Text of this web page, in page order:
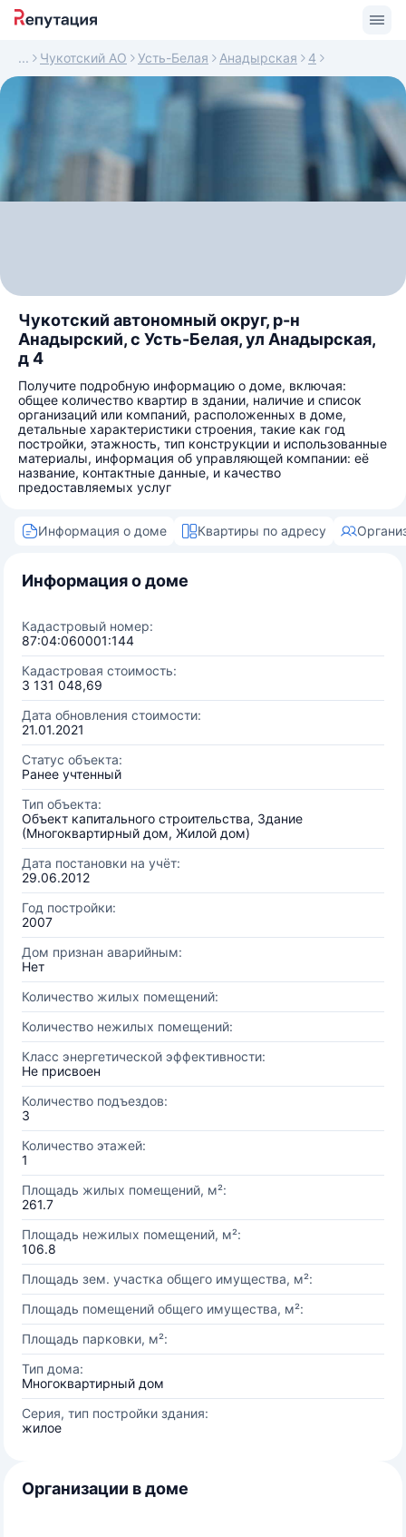
Чукотский АО Усть-Белая Анадырская 4
Чукотский автономный округ, р-н
Анадырский, с Усть-Белая, ул Анадырская,
д 4
Получите подробную информацию о доме, включая:
общее количество квартир в здании, наличие и список
организаций или компаний, расположенных в доме,
детальные характеристики строения, такие как год
постройки, этажность, тип конструкции и использованные
материалы, информация об управляющей компании: её
название, контактные данные, и качество
предоставляемых услуг
Информация о доме Квартиры по адресу
Информация о доме
Кадастровый номер:
87:04:060001:144
Кадастровая стоимость:
3 131 048,69
Дата обновления стоимости:
21.01.2021
Статус объекта:
Ранее учтенный
Тип объекта:
Объект капитального строительства, Здание
(Многоквартирный дом, Жилой дом)
Дата постановки на учёт:
29.06.2012
Год постройки:
2007
Дом признан аварийным:
Нет
Количество жилых помещений:
Количество нежилых помещений:
Класс энергетической эффективности:
Не присвоен
Количество подъездов:
3
Количество этажей:
1
Площадь жилых помещений, м²:
261.7
Площадь нежилых помещений, м²:
106.8
Площадь зем. участка общего имущества, м²:
Площадь помещений общего имущества, м²:
Площадь парковки, м²:
Тип дома:
Многоквартирный дом
Серия, тип постройки здания:
жилое
Организации в доме